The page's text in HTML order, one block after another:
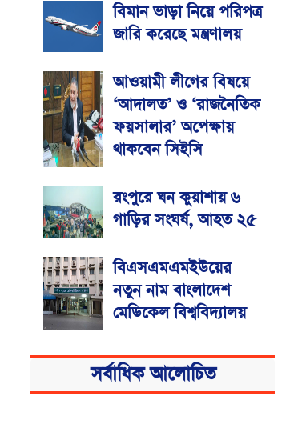
বিমান ভাড়া নিয়ে পরিপত্র
জারি করেছে মন্ত্রণালয়
আওয়ামী লীগের বিষয়ে
‘আদালত’ ও ‘রাজনৈতিক
ফয়সালার’ অপেক্ষায়
থাকবেন সিইসি
রংপুরে ঘন কুয়াশায় ৬
গাড়ির সংঘর্ষ, আহত ২৫
বিএসএমএমইউয়ের
নতুন নাম বাংলাদেশ
মেডিকেল বিশ্ববিদ্যালয়
সর্বাধিক আলোচিত